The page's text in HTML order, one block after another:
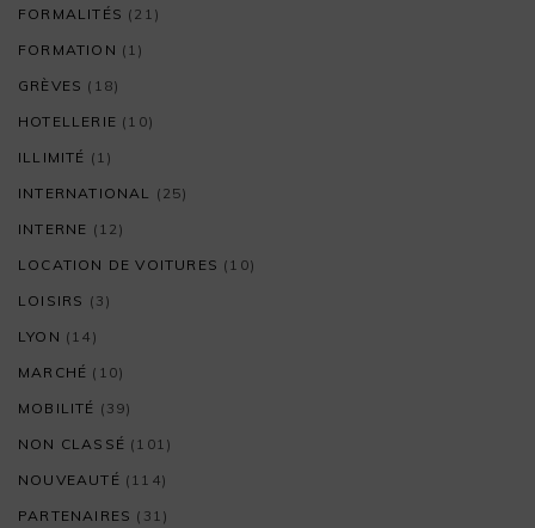
FORMALITÉS (21)
FORMATION (1)
GRÈVES (18)
HOTELLERIE (10)
ILLIMITÉ (1)
INTERNATIONAL (25)
INTERNE (12)
LOCATION DE VOITURES (10)
LOISIRS (3)
LYON (14)
MARCHÉ (10)
MOBILITÉ (39)
NON CLASSÉ (101)
NOUVEAUTÉ (114)
PARTENAIRES (31)